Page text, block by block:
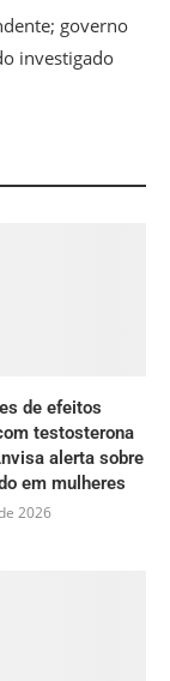
governo
investigado
de efeitos
testosterona
alerta sobre
em mulheres
2026